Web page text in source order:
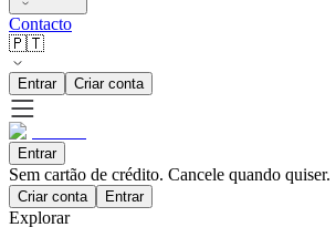
Contacto
🇵🇹
Entrar Criar conta
Entrar
Sem cartão de crédito. Cancele quando quiser.
Criar conta Entrar
Explorar